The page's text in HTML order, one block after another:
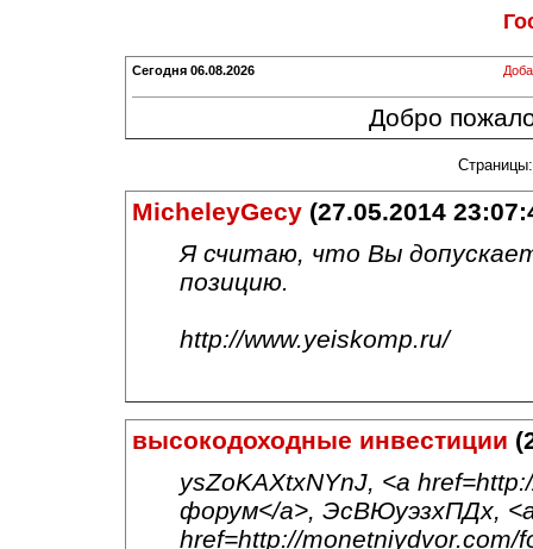
Сегодня 06.08.2026
Добро
MicheleyGecy (27.05.2014
Я считаю, что Вы
позицию.
http://www.yeiskomp.ru/
высокодоходные инвестиции
ysZoKAXtxNYnJ, <a
форум</a>, ЭсВЮуэзхПДх,
href=http://